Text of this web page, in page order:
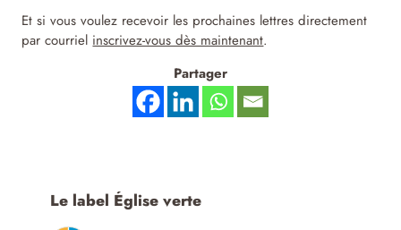
Le label Église verte
Et si vous voulez recevoir les prochaines lettres directement
par courriel inscrivez-vous dès maintenant.
Partager